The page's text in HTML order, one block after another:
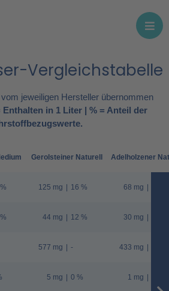
Vergleichstabelle
jeweiligen Hersteller übernommen
in 1 Liter | % = Anteil der
Gerolsteiner Naturell
125 mg | 16 %
44 mg | 12 %
577 mg | -
5 mg | 0 %
Adelholzener
68 mg |
30 mg |
433 mg |
1 mg |